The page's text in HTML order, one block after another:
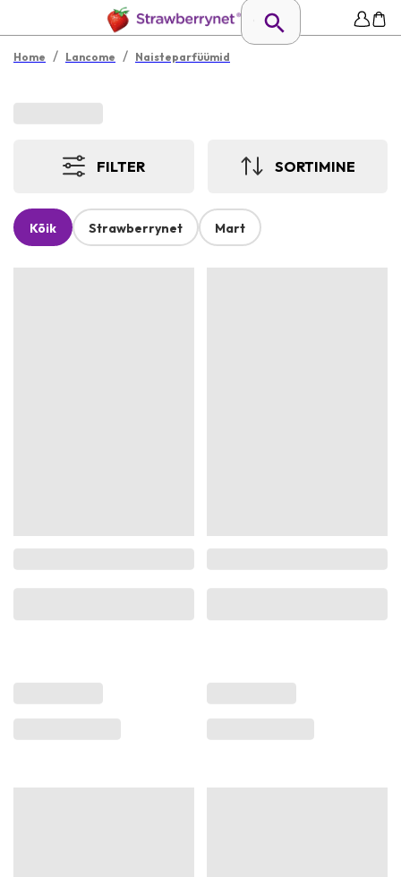
Home / Lancome / Naisteparfüümid
FILTER SORTIMINE
Kõik Strawberrynet Mart